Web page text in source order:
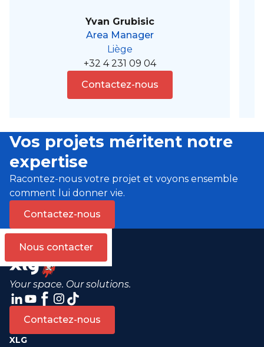
Yvan Grubisic
Area Manager
Liège
+32 4 231 09 04
Contactez-nous
Vos projets méritent notre
expertise
Racontez-nous votre projet et voyons ensemble
comment lui donner vie.
Contactez-nous
Nous contacter
Your space. Our solutions.
Contactez-nous
XLG